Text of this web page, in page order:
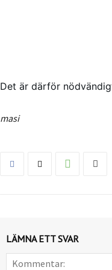
Det är därför
masi
LÄMNA ETT SVAR